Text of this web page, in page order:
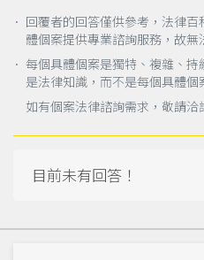
． 回覆者的回答僅供參考，法律
體個案提供專業諮詢服務，故無
． 每個具體個案是獨特、複雜、
是法律知識，而不是每個具體個
如有個案法律諮詢需求，敬請洽
目前未有回答！